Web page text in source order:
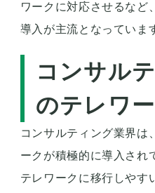
ワークに対応させるなど
導入が主流となっていま
コンサル
のテレワ
コンサルティング業界は
ークが積極的に導入され
テレワークに移行しやす